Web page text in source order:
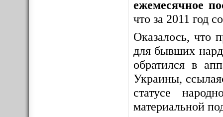
ежемесячное
что за 2011 год
Оказалось, что
для бывших
обратился в
Украины,
статусе
материальной